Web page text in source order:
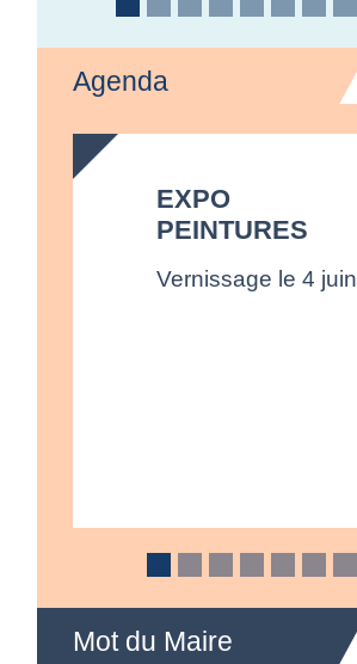
Agenda
today
EXPO
PEINTURES
Vernissage le 4 juin
Mot du Maire